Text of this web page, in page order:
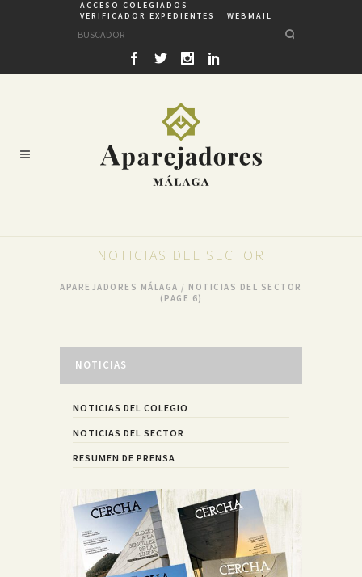
ACCESO COLEGIADOS
VERIFICADOR EXPEDIENTES
WEBMAIL
NOTICIAS DEL SECTOR
APAREJADORES MÁLAGA / NOTICIAS DEL SECTOR
(PAGE 6)
NOTICIAS
NOTICIAS DEL COLEGIO
NOTICIAS DEL SECTOR
RESUMEN DE PRENSA